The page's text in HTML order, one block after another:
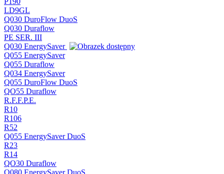
LD9GL
Q030 DuroFlow DuoS
Q030 Duraflow
PE SER. III
Q030 EnergySaver
Q055 EnergySaver
Q055 Duraflow
Q034 EnergySaver
Q055 DuroFlow DuoS
QO55 Duraflow
R.F.F.P.E.
R10
R106
R52
Q055 EnergySaver DuoS
R23
R14
QO30 Duraflow
Q080 EnergySaver DuoS